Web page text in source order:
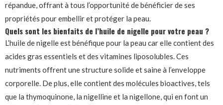
répandue, offrant à tous l’opportunité de bénéficier de ses
propriétés pour embellir et protéger la peau.
Quels sont les bienfaits de l’huile de nigelle pour votre peau ?
L’huile de nigelle est bénéfique pour la peau car elle contient des
acides gras essentiels et des vitamines liposolubles. Ces
nutriments offrent une structure solide et saine à l’enveloppe
corporelle. De plus, elle contient des molécules bioactives, tels
que la thymoquinone, la nigelline et la nigellone, qui en font un